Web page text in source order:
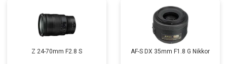
Z 24-70mm F2.8 S AF-S DX 35mm F1.8 G Nikkor